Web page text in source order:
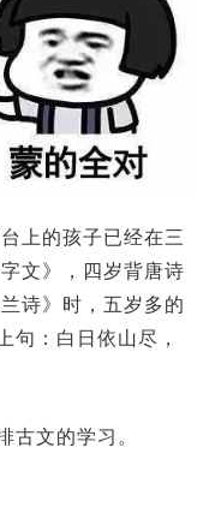
上的孩子已经在三
文》，四岁背唐诗
诗》时，五岁多的
句：白日依山尽，
古文的学习。